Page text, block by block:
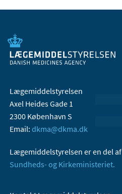
Lægemiddelstyrelsen
Axel Heides Gade 1
2300 København S
Email: dkma@dkma.dk
Lægemiddelstyrelsen er en del af
Sundheds- og Kirkeministeriet.